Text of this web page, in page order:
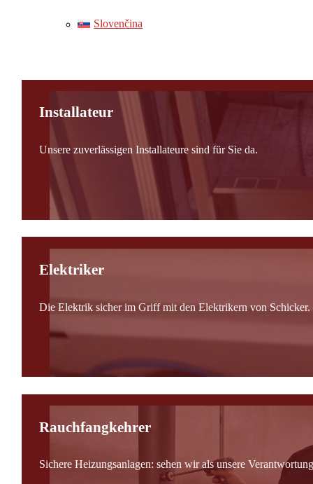
Slovenčina
Installateur
Unsere zuverlässigen Installateure sind für Sie da.
Elektriker
Die Elektrik sicher im Griff mit den Elektrikern von Schicker.
Rauchfangkehrer
Sichere Heizungsanlagen: sehen wir als unsere